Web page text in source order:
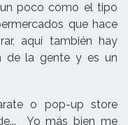
poco como el tipo
que hace
aquí también hay
de la gente y es un
o pop-up store
Yo más bien me